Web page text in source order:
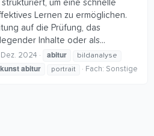
strukturiert, um eine schnelle
Lernen zu ermöglichen.
auf die Prüfung, das
Inhalte oder als...
Dez. 2024 abitur
bildanalyse
kunstabitur portrait Fach: Sonstige